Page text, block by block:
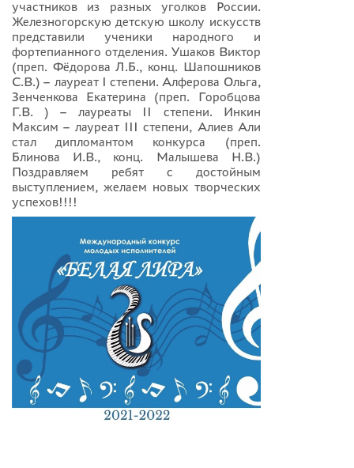
участников из разных уголков России.
Железногорскую детскую школу искусств
представили ученики народного и
фортепианного отделения. Ушаков Виктор
(преп. Фёдорова Л.Б., конц. Шапошников
С.В.) – лауреат I степени. Алферова Ольга,
Зенченкова Екатерина (преп. Горобцова
Г.В. ) – лауреаты II степени. Инкин
Максим – лауреат III степени, Алиев Али
стал дипломантом конкурса (преп.
Блинова И.В., конц. Малышева Н.В.)
Поздравляем ребят с достойным
выступлением, желаем новых творческих
успехов!!!!